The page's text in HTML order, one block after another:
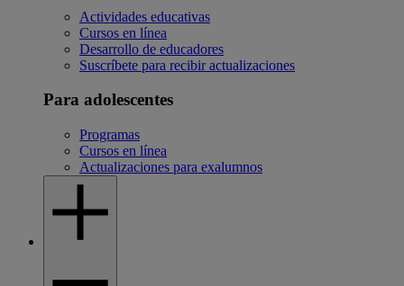
Actividades educativas
Cursos en línea
Desarrollo de educadores
Suscríbete para recibir actualizaciones
Para adolescentes
Programas
Cursos en línea
Actualizaciones para exalumnos